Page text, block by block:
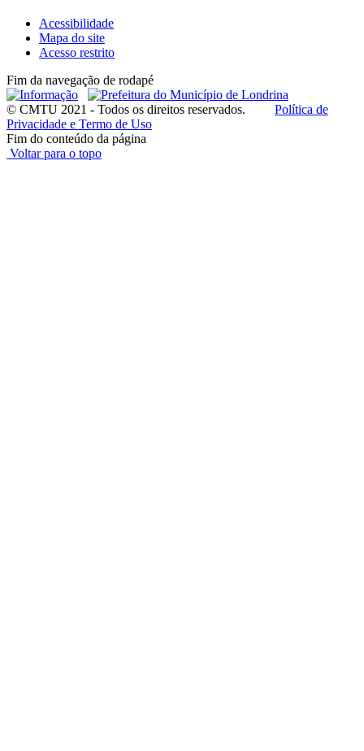
Acessibilidade
Mapa do site
Acesso restrito
Fim da navegação de rodapé
© CMTU 2021 - Todos os direitos reservados. Política de
Privacidade e Termo de Uso
Fim do conteúdo da página
Voltar para o topo